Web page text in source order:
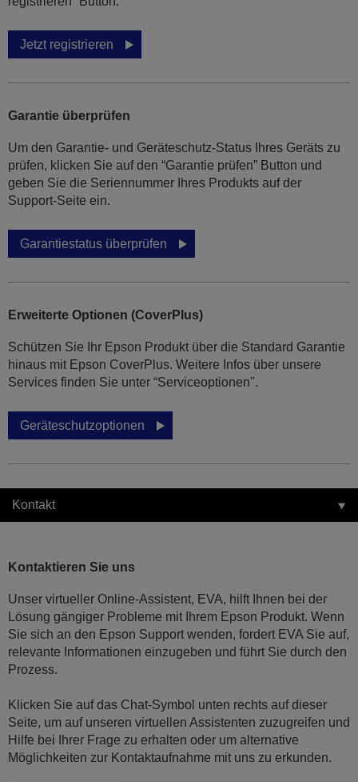
Jetzt registrieren
Garantie überprüfen
Um den Garantie- und Geräteschutz-Status Ihres Geräts zu
prüfen, klicken Sie auf den “Garantie prüfen” Button und
geben Sie die Seriennummer Ihres Produkts auf der
Support-Seite ein.
Garantiestatus überprüfen
Erweiterte Optionen (CoverPlus)
Schützen Sie Ihr Epson Produkt über die Standard Garantie
hinaus mit Epson CoverPlus. Weitere Infos über unsere
Services finden Sie unter “Serviceoptionen".
Geräteschutzoptionen
Kontakt
Kontaktieren Sie uns
Unser virtueller Online-Assistent, EVA, hilft Ihnen bei der
Lösung gängiger Probleme mit Ihrem Epson Produkt. Wenn
Sie sich an den Epson Support wenden, fordert EVA Sie auf,
relevante Informationen einzugeben und führt Sie durch den
Prozess.
Klicken Sie auf das Chat-Symbol unten rechts auf dieser
Seite, um auf unseren virtuellen Assistenten zuzugreifen und
Hilfe bei Ihrer Frage zu erhalten oder um alternative
Möglichkeiten zur Kontaktaufnahme mit uns zu erkunden.